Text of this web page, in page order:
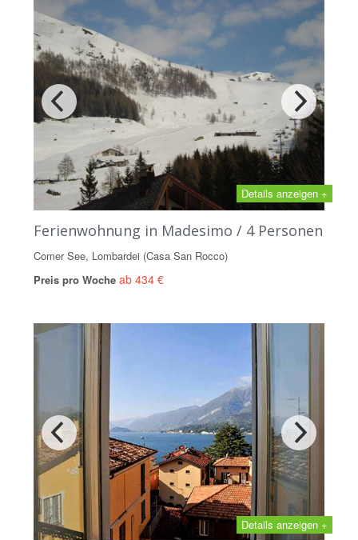
Details anzeigen +
Ferienwohnung in Madesimo / 4 Personen
Comer See, Lombardei (Casa San Rocco)
Preis pro Woche ab 434 €
Details anzeigen +